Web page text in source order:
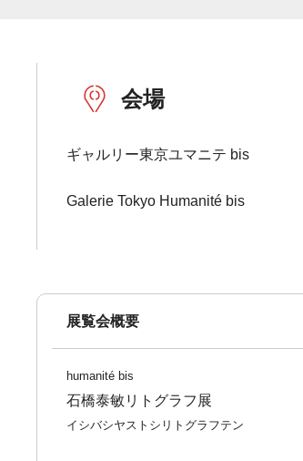
会場
ギャルリー東京ユマニテ bis
Galerie Tokyo Humanité bis
展覧会概要
humanité bis
石橋泰敏リトグラフ展
イシバシヤストシリトグラフテン